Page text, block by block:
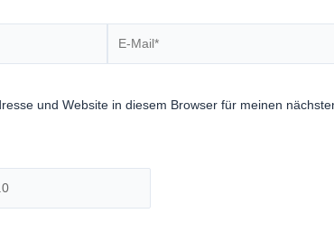
Mail*
und Website in diesem Browser für meinen